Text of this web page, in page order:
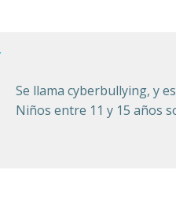
Se llama cyberbullying, y
Niños entre 11 y 15 años